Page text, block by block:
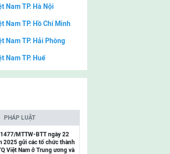
Nam TP. Hà Nội
Nam TP. Hồ Chí Minh
Nam TP. Hải Phòng
Nam TP. Huế
Nam TP. Cần Thơ
Nam tỉnh Quảng Ninh
Nam tỉnh Cao Bằng
Nam tỉnh Lạng Sơn
PHÁP LUẬT
MTTW-BTT ngày 22
2025 gửi các tổ chức thành
Việt Nam ở Trung ương và